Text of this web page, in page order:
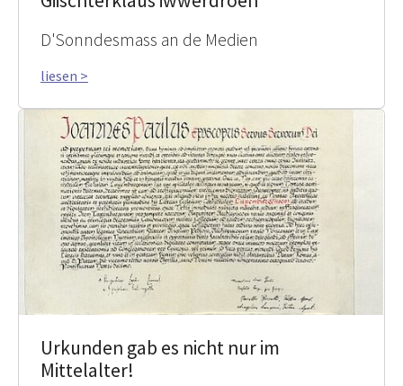
D'Sonndesmass an de Medien
liesen >
Urkunden gab es nicht nur im
Mittelalter!